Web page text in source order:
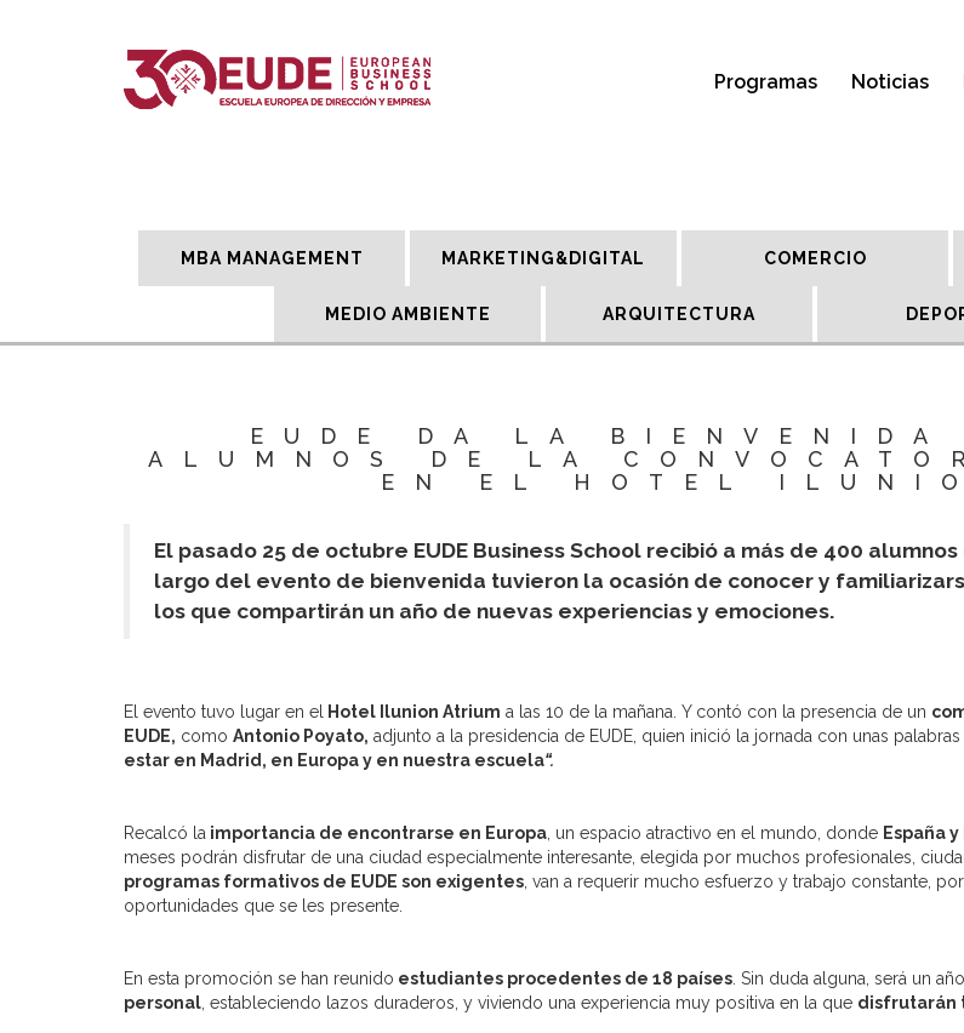
Programas Noticias
MBA MANAGEMENT MARKETING&DIGITAL COMERCIO
MEDIO AMBIENTE ARQUITECTURA
EUDE DA LA BIENVENIDA
ALUMNOS DE LA
EN EL HOTEL
El pasado 25 de octubre EUDE Business School recibió a más de 400
largo del evento de bienvenida tuvieron la ocasión de conocer y
los que compartirán un año de nuevas experiencias y emociones.
El evento tuvo lugar en el Hotel Ilunion Atrium a las 10 de la mañana. Y contó con la presencia de un
EUDE, como Antonio Poyato, adjunto a la presidencia de EUDE, quien inició la jornada con unas
estar en Madrid, en Europa y en nuestra escuela“.
Recalcó la importancia de encontrarse en Europa , un espacio atractivo en el mundo, donde España
meses podrán disfrutar de una ciudad especialmente interesante, elegida por muchos profesionales,
programas formativos de EUDE son exigentes , van a requerir mucho esfuerzo y trabajo constante,
oportunidades que se les presente.
En esta promoción se han reunido estudiantes procedentes de 18 países . Sin duda alguna, será un
personal , estableciendo lazos duraderos, y viviendo una experiencia muy positiva en la que disfrutarán